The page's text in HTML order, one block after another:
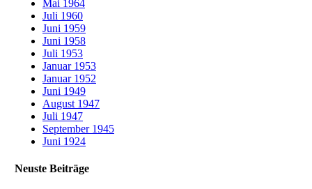
Mai 1964
Juli 1960
Juni 1959
Juni 1958
Juli 1953
Januar 1953
Januar 1952
Juni 1949
August 1947
Juli 1947
September 1945
Juni 1924
Neuste Beiträge